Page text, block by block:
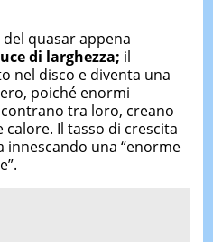
quasar appena
di larghezza; il
nel disco e diventa una
poiché enormi
tra loro, creano
Il tasso di crescita
innescando una “enorme